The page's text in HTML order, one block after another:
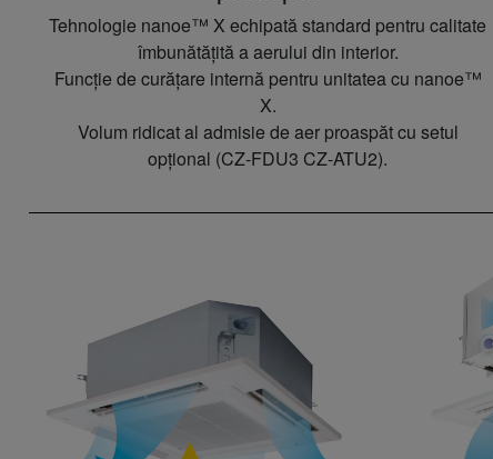
Tehnologie nanoe™ X echipată standard pentru calitate
îmbunătățită a aerului din interior.
Funcție de curățare internă pentru unitatea cu nanoe™
X.
Volum ridicat al admisie de aer proaspăt cu setul
opțional (CZ-FDU3 CZ-ATU2).